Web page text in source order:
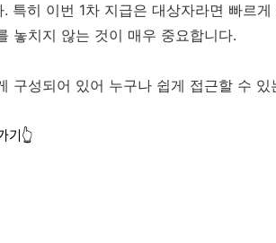
특히 이번 1차 지급은 대상자라면 빠르
놓치지 않는 것이 매우 중요합니다.
구성되어 있어 누구나 쉽게 접근할 수 있
기👆